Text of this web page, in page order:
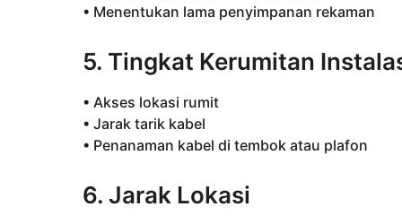
• Menentukan lama penyimpanan rekaman
5. Tingkat Kerumitan
• Akses lokasi rumit
• Jarak tarik kabel
• Penanaman kabel di tembok atau plafon
6. Jarak Lokasi